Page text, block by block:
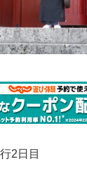
2日目